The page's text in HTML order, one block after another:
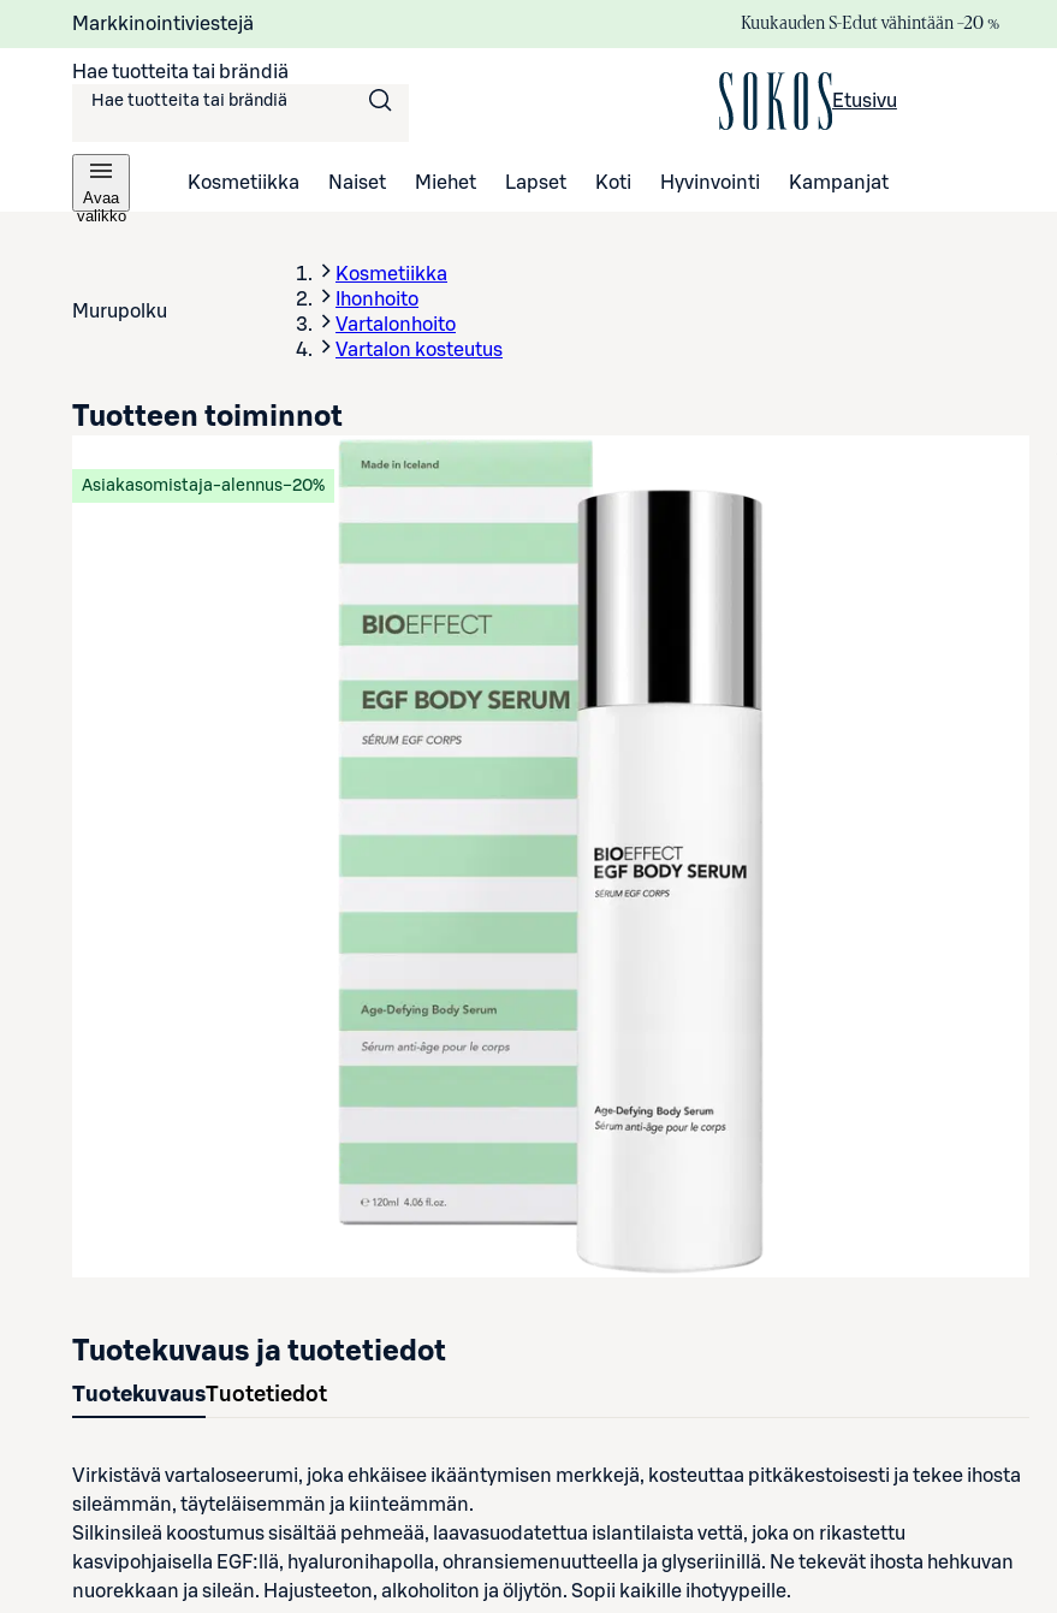
Markkinointiviestejä Kuukauden S-Edut vähintään –20 %
Hae tuotteita tai brändiä
Etusivu
Avaa
valikko
Kosmetiikka Naiset Miehet Lapset Koti Hyvinvointi Kampanjat
Murupolku
Kosmetiikka
Ihonhoito
Vartalonhoito
Vartalon kosteutus
Avaa tuotekuva suurennettuna
Asiakasomistaja-alennus−20%
Tuotteen toiminnot
Tuotekuvaus ja tuotetiedot
TuotekuvausTuotetiedot
Virkistävä vartaloseerumi, joka ehkäisee ikääntymisen merkkejä, kosteuttaa pitkäkestoisesti ja tekee ihosta
sileämmän, täyteläisemmän ja kiinteämmän.
Silkinsileä koostumus sisältää pehmeää, laavasuodatettua islantilaista vettä, joka on rikastettu
kasvipohjaisella EGF:llä, hyaluronihapolla, ohransiemenuutteella ja glyseriinillä. Ne tekevät ihosta hehkuvan
nuorekkaan ja sileän. Hajusteeton, alkoholiton ja öljytön. Sopii kaikille ihotyypeille.